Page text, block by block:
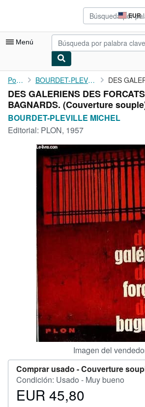
Pasar al contenido principal
EUR
de
compra
del
Menú
Mi cuenta
Consultar mis pedidos
Búsqueda avanzada
Colecciones
Libros antiguos
Arte y coleccionismo
Vendedores
Comenzar a vender
CERRAR
Portada BOURDET-PLEVILLE MICHEL
DES GALERIENS DES
BAGNARDS. (Couverture
BOURDET-PLEVILLE MICHEL
Editorial: PLON, 1957
Imagen del
Comprar usado -Couverture
Condición: Usado - Muy bueno
Precio
EUR 45,80